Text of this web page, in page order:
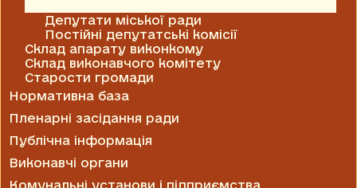
Депутати міської ради
Постійні депутатські комісії
Склад апарату виконкому
Склад виконавчого комітету
Старости громади
Нормативна база
Пленарні засідання ради
Публічна інформація
Виконавчі органи